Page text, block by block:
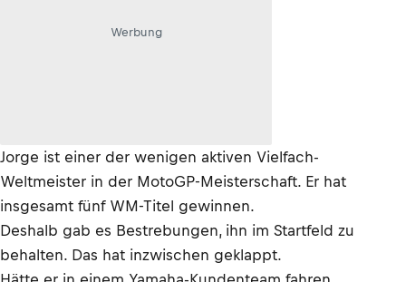
Werbung
Jorge ist einer der wenigen aktiven Vielfach-
Weltmeister in der MotoGP-Meisterschaft. Er hat
insgesamt fünf WM-Titel gewinnen.
Deshalb gab es Bestrebungen, ihn im Startfeld zu
behalten. Das hat inzwischen geklappt.